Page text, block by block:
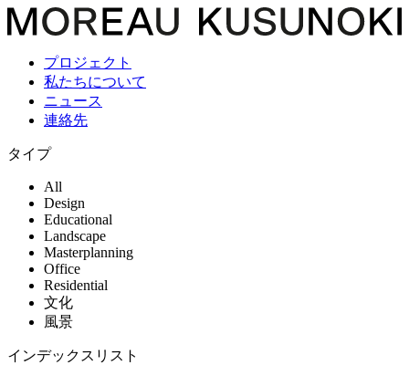
プロジェクト
私たちについて
ニュース
連絡先
タイプ
All
Design
Educational
Landscape
Masterplanning
Office
Residential
文化
風景
インデックスリスト